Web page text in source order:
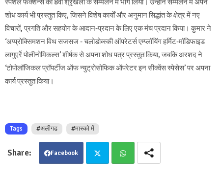
स्पेशल फंक्शन्स की 8वीं श्रृंखला के सम्मेलन में भाग लिया। उन्होंने सम्मेलन में अपने
शोध कार्य भी प्रस्तुत किए, जिसने विशेष कार्यों और अनुमान सिद्धांत के क्षेत्र में नए
विचारों, प्रगति और सहयोग के आदान-प्रदान के लिए एक मंच प्रदान किया। कुमार ने
‘अप्प्रोक्सिमशन विथ सजसज - चलोडोव्स्की ऑपरेटर्स एम्प्लॉयिंग हर्मिट-मॉडिफाइड
लागुएर्रे पोलीनोमिकल्स’ शीर्षक से अपना शोध पत्र प्रस्तुत किया, जबकि अरशद ने
‘टोपोलॉजिकल प्रॉपर्टीज ऑफ न्युट्रोसोफिक ऑपरेटर इन सीक्वेंस स्पेसेस’ पर अपना
कार्य प्रस्तुत किया।
Tags #अलीगढ #मास्को में
Facebook